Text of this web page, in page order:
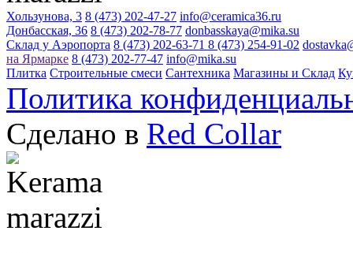
Хользунова, 3 8 (473) 202-47-27 info@ceramica36.ru
Донбасская, 36 8 (473) 202-78-77 donbasskaya@mika.su
Склад у Аэропорта 8 (473) 202-63-71 8 (473) 254-91-02
на Ярмарке 8 (473) 202-77-47 info@mika.su
Плитка Строительные смеси Сантехника Магазины и Склад
Политика
Сделано в Red Collar